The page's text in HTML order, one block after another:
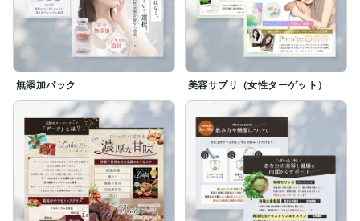
無添加パック 美容サプリ（女性ターゲット）